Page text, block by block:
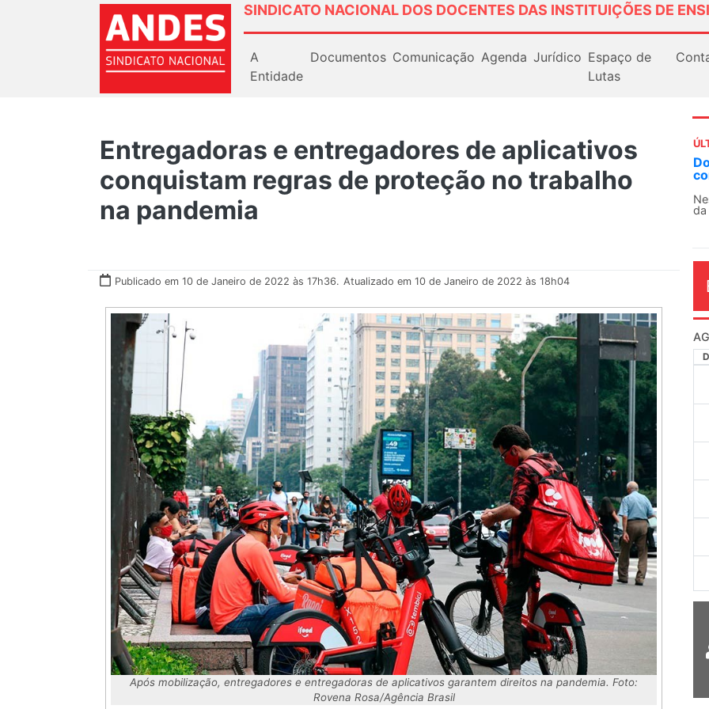
SINDICATO NACIONAL DOS DOCENTES DAS INSTITUIÇÕES DE
A
Entidade
Documentos Comunicação Agenda Jurídico Espaço de
Lutas
Entregadoras e entregadores de aplicativos
conquistam regras de proteção no trabalho
na pandemia
Publicado em 10 de Janeiro de 2022 às 17h36. Atualizado em 10 de Janeiro de 2022 às 18h04
Após mobilização, entregadores e entregadoras de aplicativos garantem direitos na pandemia. Foto:
Rovena Rosa/Agência Brasil
O